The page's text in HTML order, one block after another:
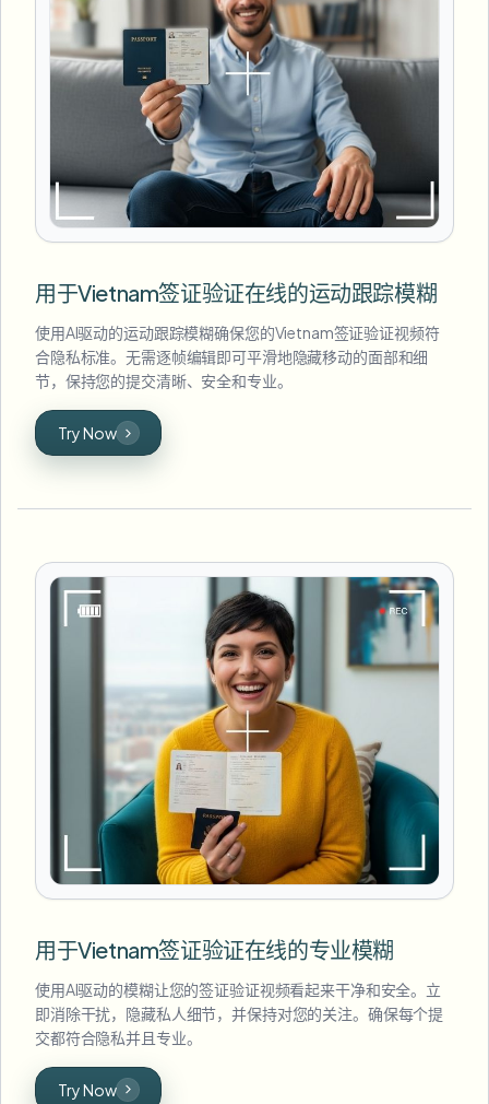
用于Vietnam签证验证在线的运动跟踪模糊
使用AI驱动的运动跟踪模糊确保您的Vietnam签证验证视频符
合隐私标准。无需逐帧编辑即可平滑地隐藏移动的面部和细
节，保持您的提交清晰、安全和专业。
Try Now
用于Vietnam签证验证在线的专业模糊
使用AI驱动的模糊让您的签证验证视频看起来干净和安全。立
即消除干扰，隐藏私人细节，并保持对您的关注。确保每个提
交都符合隐私并且专业。
Try Now